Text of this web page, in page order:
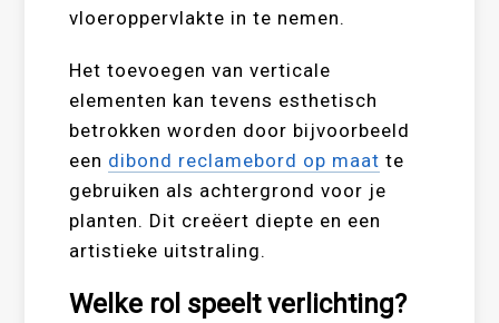
vloeroppervlakte in te nemen.
Het toevoegen van verticale
elementen kan tevens esthetisch
betrokken worden door bijvoorbeeld
een dibond reclamebord op maat te
gebruiken als achtergrond voor je
planten. Dit creëert diepte en een
artistieke uitstraling.
Welke rol speelt verlichting?